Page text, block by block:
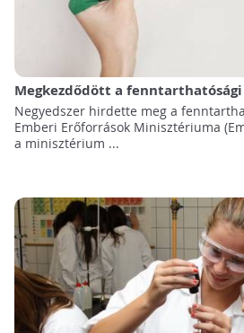
Megkezdődött a
Negyedszer hirdette meg a
Emberi Erőforrások Minisztériuma
a minisztérium ...